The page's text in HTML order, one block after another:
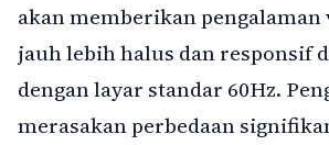
akan memberikan pengalaman
jauh lebih halus dan responsif
dengan layar standar 60Hz.
merasakan perbedaan